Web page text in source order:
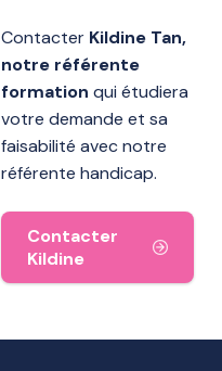
Contacter Kildine Tan,
notre référente
formation qui étudiera
votre demande et sa
faisabilité avec notre
référente handicap.
Contacter
Kildine